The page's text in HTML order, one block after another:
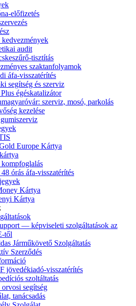
előfizetés
kedvezmények
audit
tisztítás
szaktanfolyamok
áfa-visszatérítés
segítség és szerviz
égéskatalizátor
szerviz, mosó, parkolás
kezelése
Europe Kártya
órás áfa-visszatérítés
Kártya
Kártya
— képviseleti szolgáltatások az
től
Járműkövető Szolgáltatás
Szerződés
jövedékiadó-visszatérítés
szoltáltatás
segítség
tanácsadás